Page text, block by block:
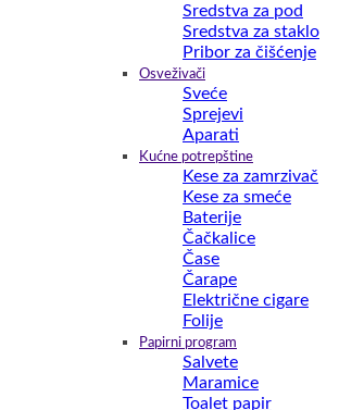
Sredstva za pod
Sredstva za staklo
Pribor za čišćenje
Osveživači
Sveće
Sprejevi
Aparati
Kućne potrepštine
Kese za zamrzivač
Kese za smeće
Baterije
Čačkalice
Čase
Čarape
Električne cigare
Folije
Papirni program
Salvete
Maramice
Toalet papir